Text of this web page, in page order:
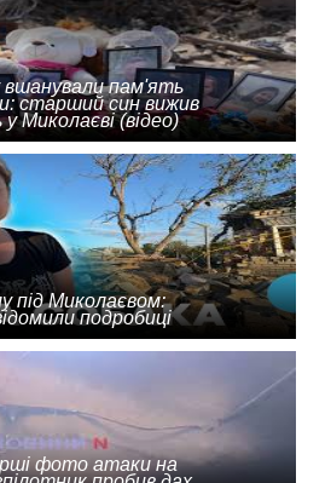
пам'ять
старший син вижив
Миколаєві (відео)
під Миколаєвом:
подробиці
фото атаки на